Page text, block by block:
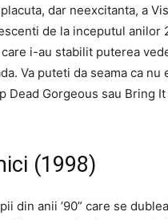
dar neexcitanta, a
de la inceputul anilor
i-au stabilit puterea
Va puteti da seama ca
Dead Gorgeous sau Bring
(1998)
din anii ’90” care se